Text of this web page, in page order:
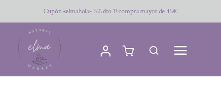
al
contenido
Cupón «elmahola» 5% dto 1ª compra mayor de 45€